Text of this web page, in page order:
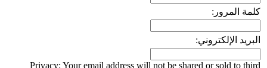
كلمة المرور:
البريد الإلكتروني:
Privacy: Your email address will not be shared or sold to third